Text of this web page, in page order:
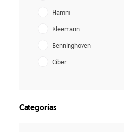
Hamm
Kleemann
Benninghoven
Ciber
Categorías